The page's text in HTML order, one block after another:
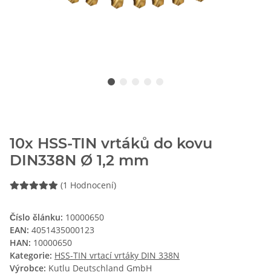
10x HSS-TIN vrtáků do kovu
DIN338N Ø 1,2 mm
(1 Hodnocení)
Číslo článku: 10000650
EAN: 4051435000123
HAN: 10000650
Kategorie: HSS-TIN vrtací vrtáky DIN 338N
Výrobce: Kutlu Deutschland GmbH